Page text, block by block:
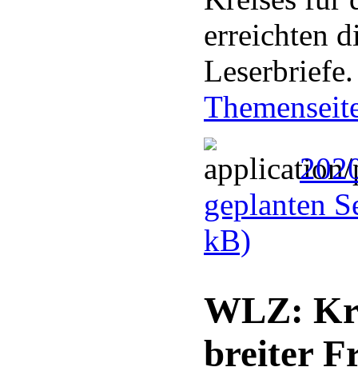
erreichten
geplanten
kB)
WLZ:
breiter